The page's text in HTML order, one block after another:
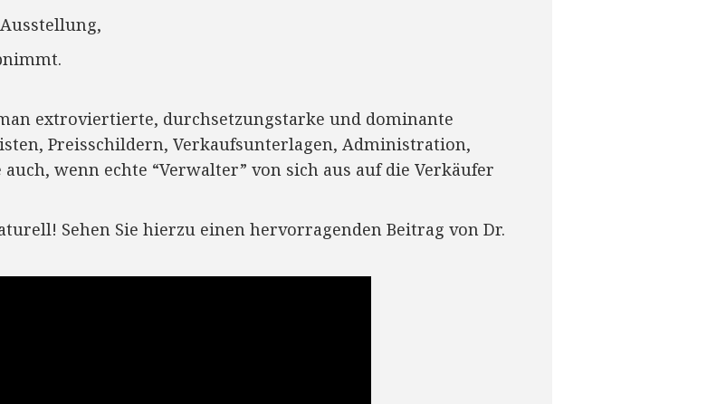
extroviertierte, durchsetzungstarke und dominante
Preisschildern, Verkaufsunterlagen, Administration,
wenn echte “Verwalter” von sich aus auf die Verkäufer
Sehen Sie hierzu einen hervorragenden Beitrag von Dr.